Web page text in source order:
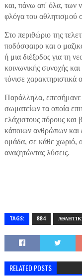
και, πάνω απ' όλα, των
φλόγα του αθλητισμού
Στο περιθώριο της
ποδόσφαιρο και ο
ή μια διέξοδος για τη
κοινωνικής συνοχής
τόνισε χαρακτηριστικά
Παράλληλα, επεσήμανε
σωματείων τα οποία
ελάχιστους πόρους και
κάποιων ανθρώπων και
ομάδα, σε κάθε χωριό,
αναζητώντας λύσεις.
TAGS: 884
RELATED POSTS